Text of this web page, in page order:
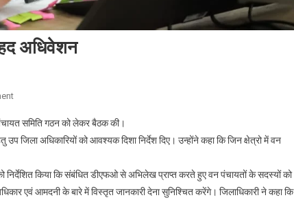
अधिवेशन
On
जल्द
बुलाने
रहे
हैं
समिति गठन को लेकर बैठक की।
जिला अधिकारियों को आवश्यक दिशा निर्देश दिए। उन्होंने कहा कि जिन क्षेत्रो में वन
निर्देशित किया कि संबंधित डीएफओ से अभिलेख प्राप्त करते हुए वन पंचायतों के सदस्यों को
एवं आमदनी के बारे में विस्तृत जानकारी देना सुनिश्चित करेंगे। जिलाधिकारी ने कहा कि